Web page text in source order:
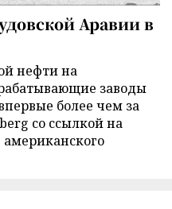
Аравии в
нефти на
заводы
более чем за
со ссылкой на